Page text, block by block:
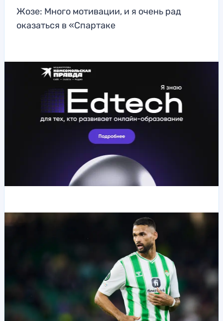
Жозе: Много мотивации, и я очень рад
оказаться в «Спартаке